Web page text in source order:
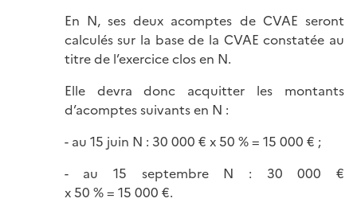
En N, ses deux acomptes de CVAE seront
calculés sur la base de la CVAE constatée au
titre de l’exercice clos en N.
Elle devra donc acquitter les montants
d’acomptes suivants en N :
- au 15 juin N : 30 000 € x 50 % = 15 000 € ;
- au 15 septembre N : 30 000 €
x 50 % = 15 000 €.